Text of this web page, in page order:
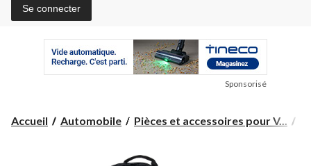
Se connecter
Sponsorisé
Accueil Automobile Pièces et accessoires pour V...